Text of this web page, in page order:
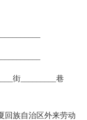
街_________巷
回族自治区外来劳动